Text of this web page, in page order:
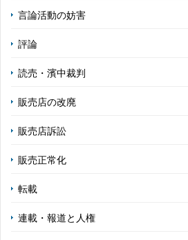
言論活動の妨害
評論
読売・濱中裁判
販売店の改廃
販売店訴訟
販売正常化
転載
連載・報道と人権